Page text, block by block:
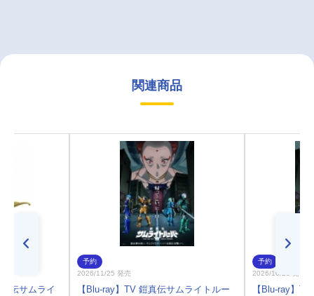
関連商品
伝サムライ
予約
2026/11/25 発売
【Blu-ray】TV 鎧真伝サムライトルー
予約
2026/10/28 発売
【Blu-ray】